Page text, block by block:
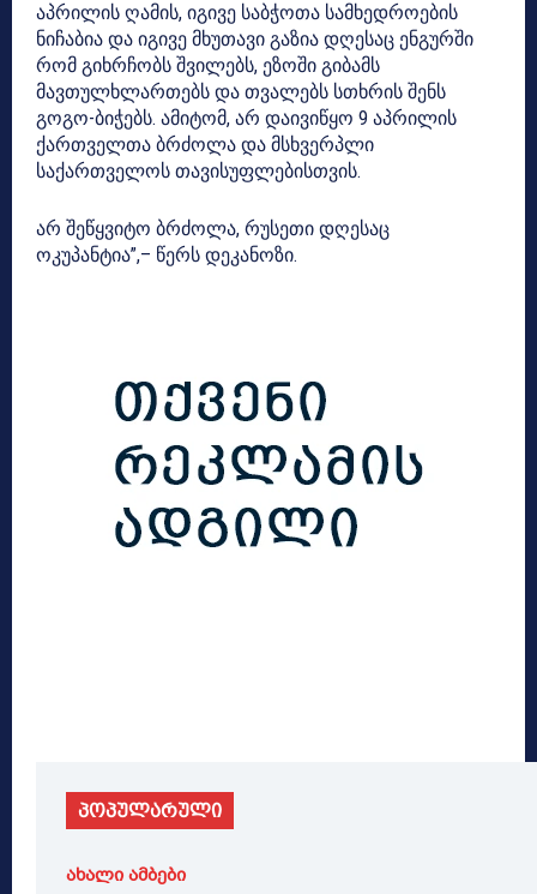
აპრილის ღამის, იგივე საბჭოთა სამხედროების
ნიჩაბია და იგივე მხუთავი გაზია დღესაც ენგურში
რომ გიხრჩობს შვილებს, ეზოში გიბამს
მავთულხლართებს და თვალებს სთხრის შენს
გოგო-ბიჭებს. ამიტომ, არ დაივიწყო 9 აპრილის
ქართველთა ბრძოლა და მსხვერპლი
საქართველოს თავისუფლებისთვის.
არ შეწყვიტო ბრძოლა, რუსეთი დღესაც
ოკუპანტია”,– წერს დეკანოზი.
პოპულარული
ახალი ამბები